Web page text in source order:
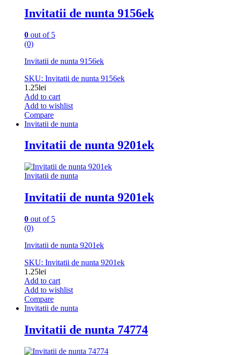
Invitatii de nunta 9156ek
0 out of 5
(0)
Invitatii de nunta 9156ek
SKU: Invitatii de nunta 9156ek
1.25lei
Add to cart
Add to wishlist
Compare
Invitatii de nunta
Invitatii de nunta 9201ek
Invitatii de nunta
Invitatii de nunta 9201ek
0 out of 5
(0)
Invitatii de nunta 9201ek
SKU: Invitatii de nunta 9201ek
1.25lei
Add to cart
Add to wishlist
Compare
Invitatii de nunta
Invitatii de nunta 74774